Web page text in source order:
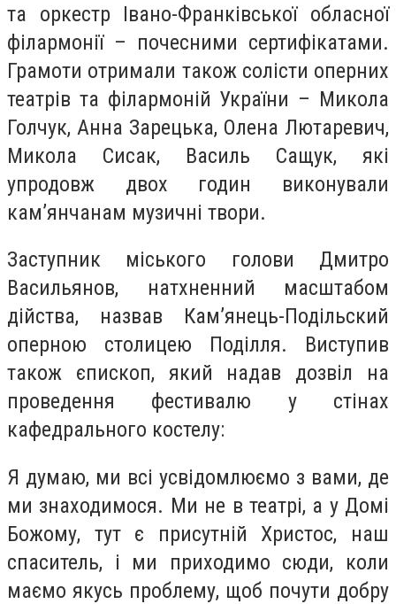
та оркестр Івано-Франківської обласної
філармонії – почесними сертифікатами.
Грамоти отримали також солісти оперних
театрів та філармоній України – Микола
Голчук, Анна Зарецька, Олена Лютаревич,
Микола Сисак, Василь Сащук, які
упродовж двох годин виконували
кам’янчанам музичні твори.
Заступник міського голови Дмитро
Васильянов, натхненний масштабом
дійства, назвав Кам’янець-Подільский
оперною столицею Поділля. Виступив
також єпископ, який надав дозвіл на
проведення фестивалю у стінах
кафедрального костелу:
Я думаю, ми всі усвідомлюємо з вами, де
ми знаходимося. Ми не в театрі, а у Домі
Божому, тут є присутній Христос, наш
спаситель, і ми приходимо сюди, коли
маємо якусь проблему, щоб почути добру